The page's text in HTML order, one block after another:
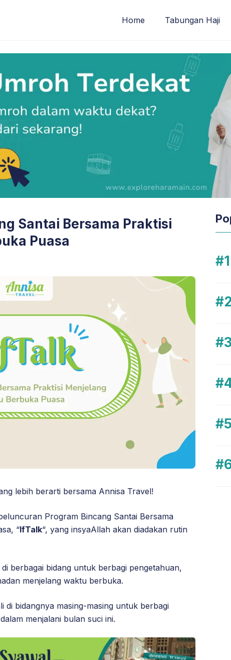
Home Tabungan Haji
Santai Bersama Praktisi
Puasa
lebih berarti bersama Annisa Travel!
Program Bincang Santai Bersama
“IfTalk“, yang insyaAllah akan diadakan rutin
berbagai bidang untuk berbagi pengetahuan,
menjelang waktu berbuka.
di bidangnya masing-masing untuk berbagi
menjalani bulan suci ini.